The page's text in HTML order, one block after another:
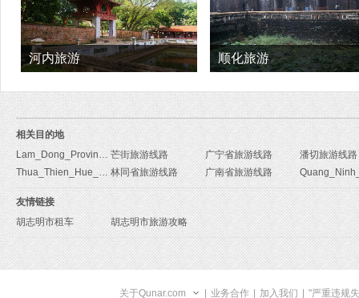
河内旅游 顺化旅游
相关目的地
Lam_Dong_Province旅游线路 芒街旅游线路 广宁省旅游线路
潘切旅游线路
Thua_Thien_Hue_Province旅游线路 林同省旅游线路 广南省旅游线路
友情链接
胡志明市租车
胡志明市旅游攻略
关于Qunar.com 业务合作 加入我们 "严重违规